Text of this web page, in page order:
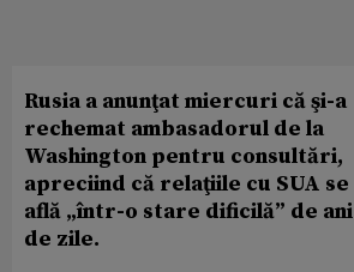
Rusia a anunţat miercuri că şi-a
rechemat ambasadorul de la
Washington pentru consultări,
apreciind că relaţiile cu SUA se
află „într-o stare dificilă” de ani
de zile.